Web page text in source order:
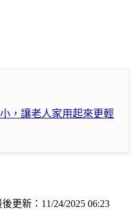
，讓老人家用起來更輕
更新：11/24/2025 06:23